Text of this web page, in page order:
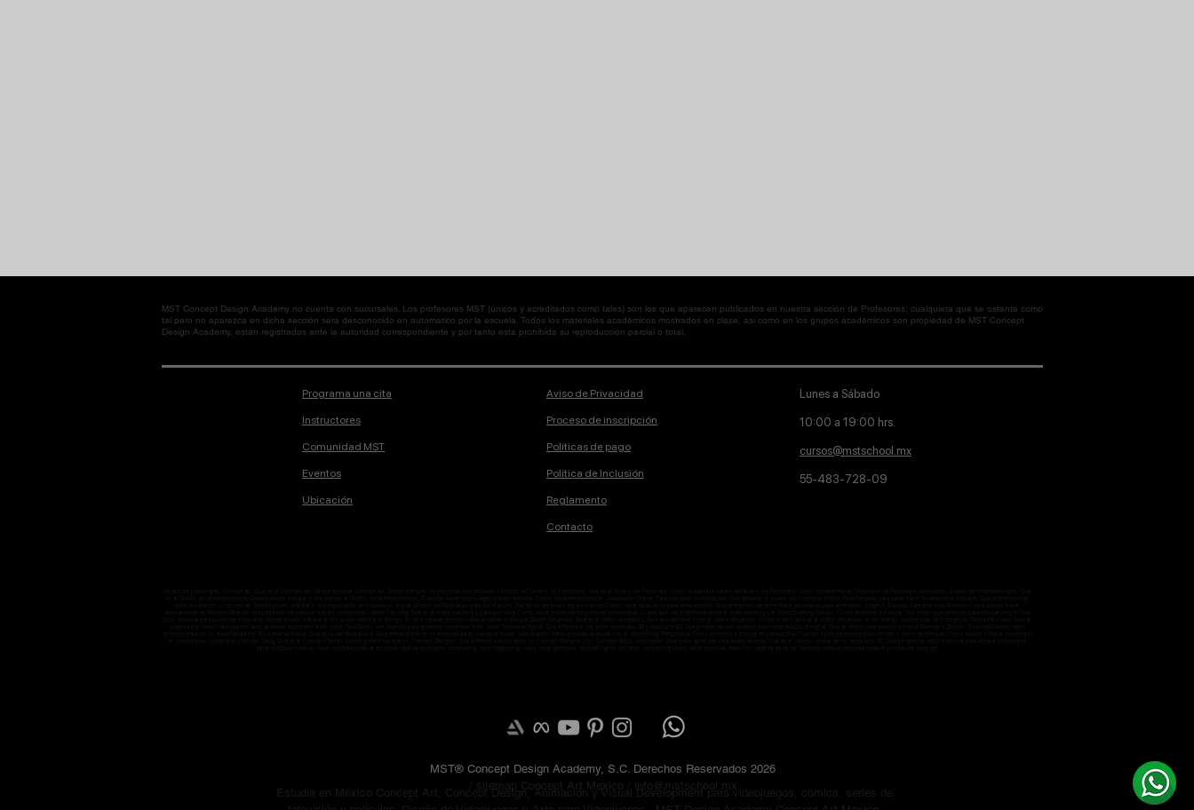
MST Concept Design Academy no cuenta con sucursales. Los profesores MST (únicos y acreditados como tales) son los que aparecen publicados en nuestra sección de Profesores; cualquiera que se ostente como
tal pero no aparezca en dicha sección será desconocido en automático por la escuela. Todos los materiales académicos mostrados en clase, así como en los grupos académicos son propiedad de MST Concept
Design Academy, están registrados ante la autoridad correspondiente y por tanto está prohibida su reproducción parcial o total.
Programa una cita
Instructores
Comunidad MST
Eventos
Ubicación
Aviso de Privacidad
Proceso de inscripción
Políticas de pago
Política de Inclusión
Reglamento
Contacto
Lunes a Sábado
10:00 a 19:00 hrs.
cursos@mstschool.mx
55-483-728-09
MST® Concept Design Academy, S.C. Derechos Reservados 2026
/ sitemap
Concept Art Mexico / info@mstschool.mx
Estudia en México Concept Art, Concept Design, Animación y Visual Development para videojuegos, cómics, series de